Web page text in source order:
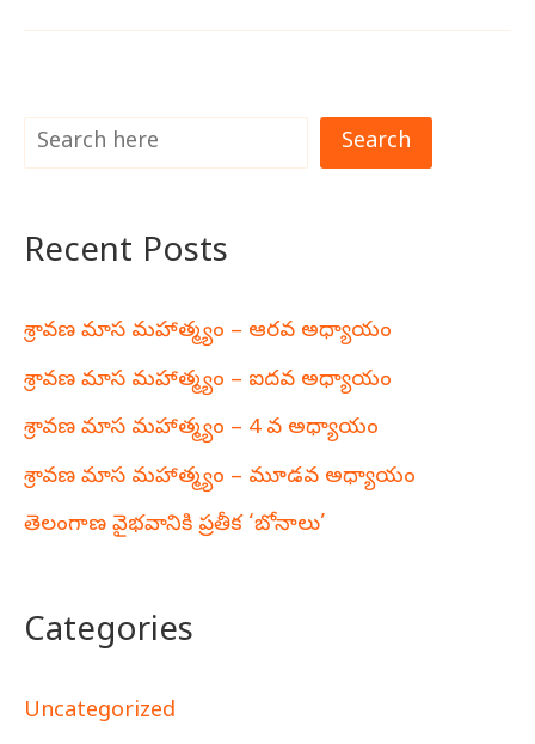
Search
Recent Posts
శ్రావణ మాస మహాత్మ్యం – ఆరవ అధ్యాయం
శ్రావణ మాస మహాత్మ్యం – ఐదవ అధ్యాయం
శ్రావణ మాస మహాత్మ్యం – 4 వ అధ్యాయం
శ్రావణ మాస మహాత్మ్యం – మూడవ అధ్యాయం
తెలంగాణ వైభవానికి ప్రతీక ‘బోనాలు’
Categories
Uncategorized